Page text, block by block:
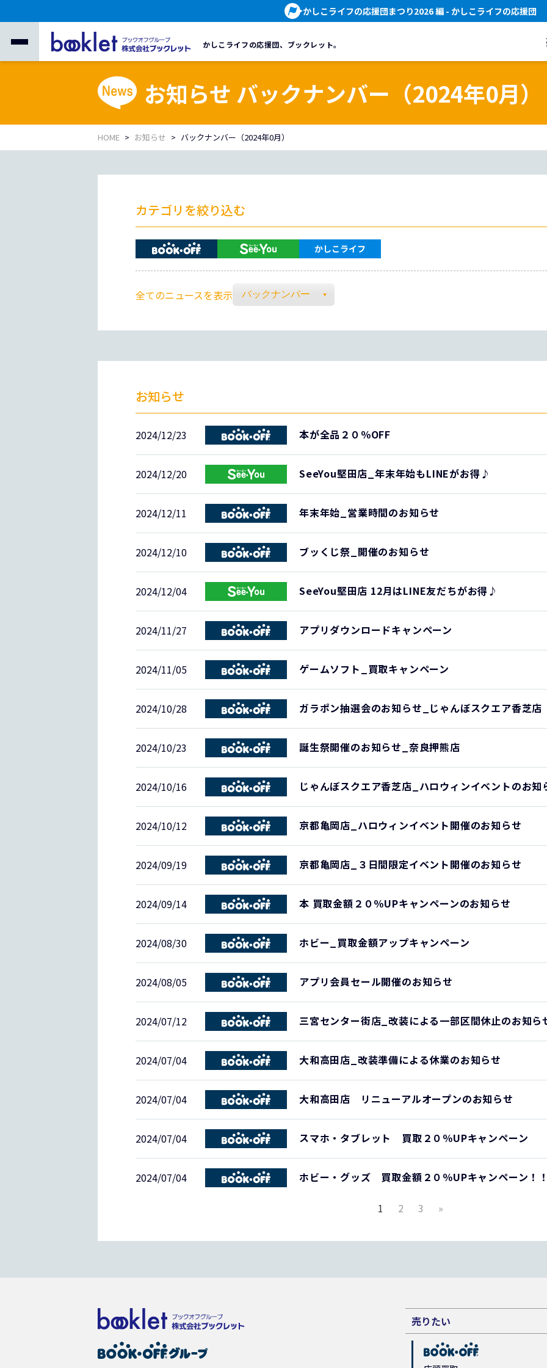
かしこライフの応援団まつり2026 編- かしこライフの応援団
かしこライフの応援団、 ブックレット。
お知らせ バックナンバー（2024年0月）
HOME お知らせ バックナンバー（2024年0月）
カテゴリを絞り込む
全てのニュースを表示
お知らせ
2024/12/23 本が全品２０％OFF
2024/12/20 SeeYou堅田店_年末年始もLINEがお得♪
2024/12/11 年末年始_営業時間のお知らせ
2024/12/10 ブッくじ祭_開催のお知らせ
2024/12/04 SeeYou堅田店 12月はLINE友だちがお得♪
2024/11/27 アプリダウンロードキャンペーン
2024/11/05 ゲームソフト_買取キャンペーン
2024/10/28 ガラポン抽選会のお知らせ_じゃんぼスクエア香芝店
2024/10/23 誕生祭開催のお知らせ_奈良押熊店
2024/10/16 じゃんぼスクエア香芝店_ハロウィンイベントのお知
2024/10/12 京都亀岡店_ハロウィンイベント開催のお知らせ
2024/09/19 京都亀岡店_３日間限定イベント開催のお知らせ
2024/09/14 本 買取金額２０％UPキャンペーンのお知らせ
2024/08/30 ホビー_買取金額アップキャンペーン
2024/08/05 アプリ会員セール開催のお知らせ
2024/07/12 三宮センター街店_改装による一部区間休止のお知ら
2024/07/04 大和高田店_改装準備による休業のお知らせ
2024/07/04 大和高田店 リニューアルオープンのお知らせ
2024/07/04 スマホ・タブレット 買取２０％UPキャンペーン
2024/07/04 ホビー・グッズ 買取金額２０％UPキャンペーン！
1 2 3 »
売りたい